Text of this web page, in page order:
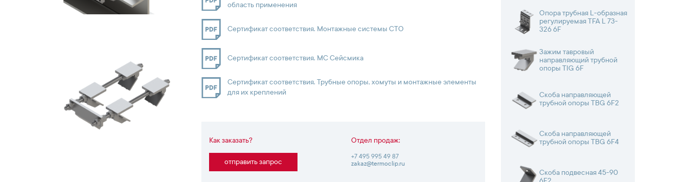
область применения
Сертификат соответствия. Монтажные системы СТО
Сертификат соответствия. МС Сейсмика
Сертификат соответствия. Трубные опоры, хомуты и монтажные элементы
для их креплений
Как заказать?
отправить запрос
Отдел продаж:
+7 495 995 49 87
zakaz@termoclip.ru
Опора трубная L-образная
регулируемая TFA L 73-
326 6F
Зажим тавровый
направляющий трубной
опоры TIG 6F
Скоба направляющей
трубной опоры TBG 6F2
Скоба направляющей
трубной опоры TBG 6F4
Скоба подвесная 45-90